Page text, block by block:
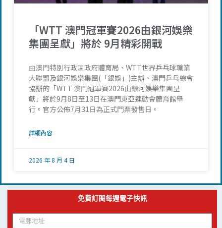
「WTT 澳門冠軍賽2026由銀河娛樂
集團呈獻」將於 9月精彩開戰
由澳門特別行政區政府體育局、WTT世界乒乓球職業
大聯盟及銀河娛樂集團(「銀娛」)主辦、澳門乒乓總會
協辦的「WTT 澳門冠軍賽2026由銀河娛樂集團呈
獻」將於9月8日至13日在澳門東亞運動會體育館舉
行。官方公佈7月31日為正式門票發售日。
詳細內容
2026 年 8 月 4 日
免費訂閱每週電子快訊